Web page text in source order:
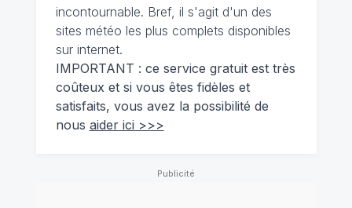
incontournable. Bref, il s'agit d'un des
sites météo les plus complets disponibles
sur internet.
IMPORTANT : ce service gratuit est très
coûteux et si vous êtes fidèles et
satisfaits, vous avez la possibilité de
nous aider ici >>>